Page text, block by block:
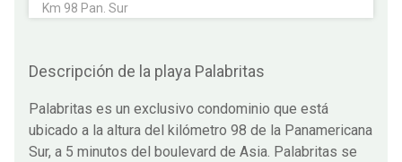
Km 98 Pan. Sur
Descripción de la playa Palabritas
Palabritas es un exclusivo condominio que está
ubicado a la altura del kilómetro 98 de la Panamericana
Sur, a 5 minutos del boulevard de Asia. Palabritas se